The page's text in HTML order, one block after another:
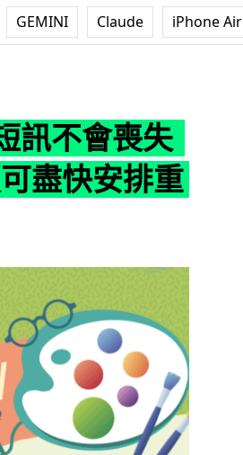
GEMINI Claude iPhone Air
訊不會喪失
盡快安排重